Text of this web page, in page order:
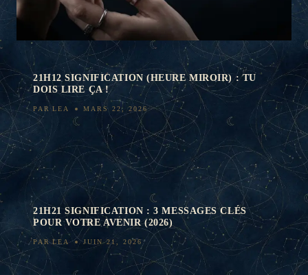
21H12 SIGNIFICATION (HEURE MIROIR) : TU
DOIS LIRE ÇA !
PAR LEA MARS 22, 2026
21H21 SIGNIFICATION : 3 MESSAGES CLÉS
POUR VOTRE AVENIR (2026)
PAR LEA JUIN 21, 2026